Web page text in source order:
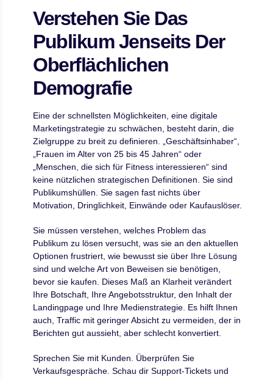
Verstehen Sie Das
Publikum Jenseits Der
Oberflächlichen
Demografie
Eine der schnellsten Möglichkeiten, eine digitale
Marketingstrategie zu schwächen, besteht darin, die
Zielgruppe zu breit zu definieren. „Geschäftsinhaber“,
„Frauen im Alter von 25 bis 45 Jahren“ oder
„Menschen, die sich für Fitness interessieren“ sind
keine nützlichen strategischen Definitionen. Sie sind
Publikumshüllen. Sie sagen fast nichts über
Motivation, Dringlichkeit, Einwände oder Kaufauslöser.
Sie müssen verstehen, welches Problem das
Publikum zu lösen versucht, was sie an den aktuellen
Optionen frustriert, wie bewusst sie über Ihre Lösung
sind und welche Art von Beweisen sie benötigen,
bevor sie kaufen. Dieses Maß an Klarheit verändert
Ihre Botschaft, Ihre Angebotsstruktur, den Inhalt der
Landingpage und Ihre Medienstrategie. Es hilft Ihnen
auch, Traffic mit geringer Absicht zu vermeiden, der in
Berichten gut aussieht, aber schlecht konvertiert.
Sprechen Sie mit Kunden. Überprüfen Sie
Verkaufsgespräche. Schau dir Support-Tickets und